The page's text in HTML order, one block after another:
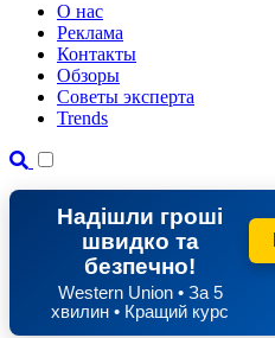
О нас
Реклама
Контакты
Обзоры
Советы эксперта
Trends
Надішли гроші
швидко та
безпечно!
Western Union • За 5
хвилин • Кращий курс